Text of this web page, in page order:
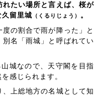
たい場所と言えば、桜が
留里城 （くるりじょう） 。
の割合で雨が降った」と
名「雨城」と呼ばれてい
城なので、天守閣を目指
感じられます。
上総地方の名城として知